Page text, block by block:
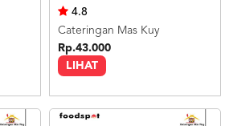
LIHAT
4.8
Cateringan Mas Kuy
Rp.43.000